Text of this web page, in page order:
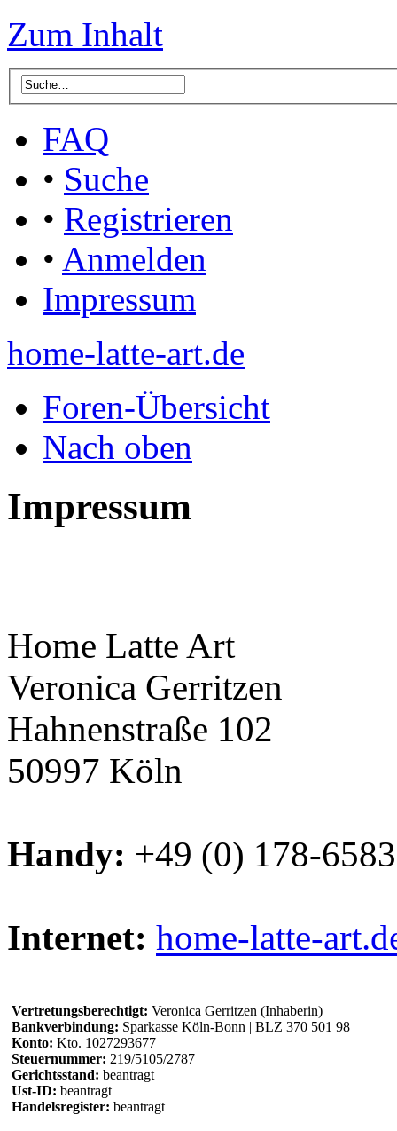
Zum Inhalt
FAQ
• Suche
• Registrieren
• Anmelden
Impressum
home-latte-art.de
Foren-Übersicht
Nach oben
Impressum
Home Latte Art
Veronica Gerritzen
Hahnenstraße 102
50997 Köln
Handy: +49 (0) 178-
Internet: home-latte-
Vertretungsberechtigt: Veronica Gerritzen (Inhaberin)
Bankverbindung: Sparkasse Köln-Bonn | BLZ 370 501 98
Konto: Kto. 1027293677
Steuernummer: 219/5105/2787
Gerichtsstand: beantragt
Ust-ID: beantragt
Handelsregister: beantragt